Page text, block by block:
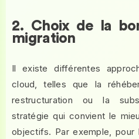
2. Choix de la
migration
Il existe différentes
cloud, telles que la
restructuration ou la
stratégie qui convient le
objectifs. Par exemple, pour